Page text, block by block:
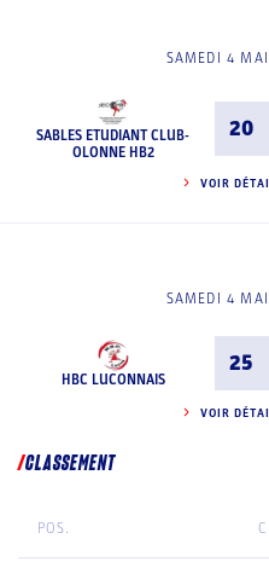
SAMEDI 4
SABLES ETUDIANT CLUB-
OLONNE HB2
20
VOIR
SAMEDI 4
HBC LUCONNAIS
25
VOIR
CLASSEMENT
POS.